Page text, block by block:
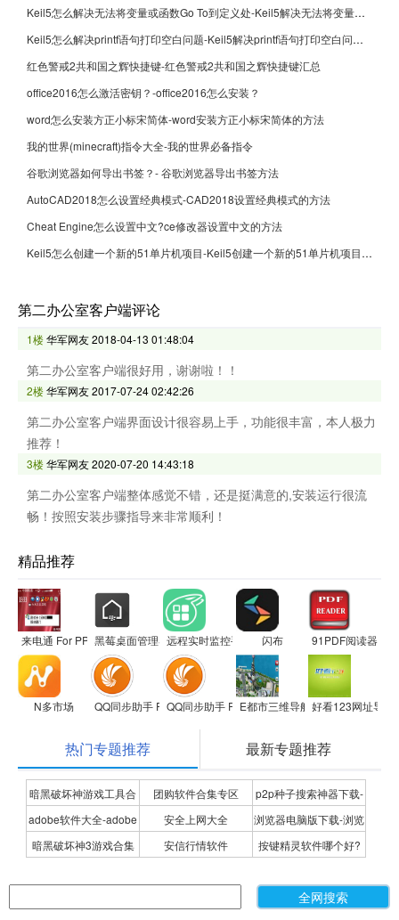
Keil5怎么解决无法将变量或函数Go To到定义处-Keil5解决无法将变量或函数Go To到定义处的方法
Keil5怎么解决printf语句打印空白问题-Keil5解决printf语句打印空白问题的方法
红色警戒2共和国之辉快捷键-红色警戒2共和国之辉快捷键汇总
office2016怎么激活密钥？-office2016怎么安装？
word怎么安装方正小标宋简体-word安装方正小标宋简体的方法
我的世界(minecraft)指令大全-我的世界必备指令
谷歌浏览器如何导出书签？- 谷歌浏览器导出书签方法
AutoCAD2018怎么设置经典模式-CAD2018设置经典模式的方法
Cheat Engine怎么设置中文?ce修改器设置中文的方法
Keil5怎么创建一个新的51单片机项目-Keil5创建一个新的51单片机项目的方法
第二办公室客户端评论
1楼华军网友2018-04-13 01:48:04
第二办公室客户端很好用，谢谢啦！！
2楼华军网友2017-07-24 02:42:26
第二办公室客户端界面设计很容易上手，功能很丰富，本人极力
推荐！
3楼华军网友2020-07-20 14:43:18
第二办公室客户端整体感觉不错，还是挺满意的,安装运行很流
畅！按照安装步骤指导来非常顺利！
精品推荐
来电通 For PPC黑莓桌面管理器远程实时监控手机软件maply
闪布 91PDF阅读器For
N多市场 QQ同步助手 For S60V3QQ同步助手 For S60V5E都市三维导航软件好看123网址导航
热门专题推荐 最新专题推荐
暗黑破坏神游戏工具合
集
团购软件合集专区
p2p种子搜索神器下载-
P2P种子搜索神器专题
adobe软件大全-adobe
全系列软件下载-adobe
安全上网大全
浏览器电脑版下载-浏览
器下载合集
暗黑破坏神3游戏合集 安信行情软件
按键精灵软件哪个好?